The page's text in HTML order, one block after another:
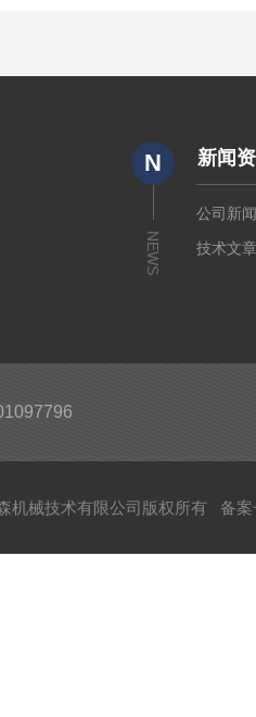
N
NEWS
新闻
公司新
技术文
机械技术有限公司版权所有 备案